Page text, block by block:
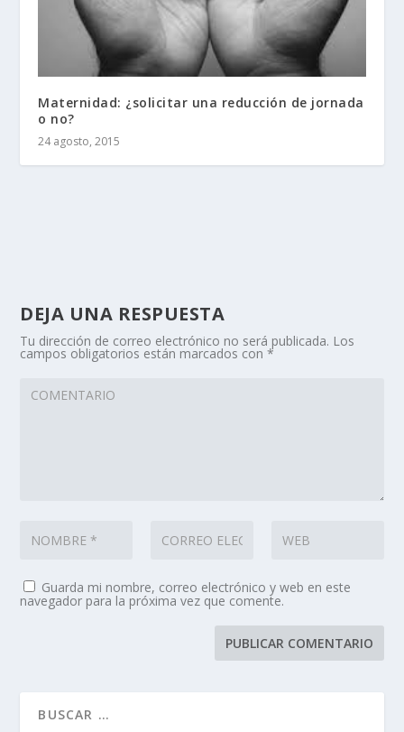
Maternidad: ¿solicitar una reducción de jornada
o no?
24 agosto, 2015
DEJA UNA RESPUESTA
Tu dirección de correo electrónico no será publicada. Los
campos obligatorios están marcados con*
Guarda mi nombre, correo electrónico y web en este
navegador para la próxima vez que comente.